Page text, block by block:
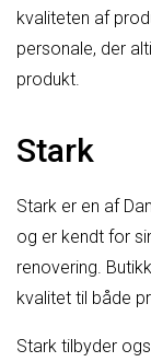
kvaliteten af
personale, der
produkt.
Stark
Stark er en af
og er kendt for
renovering.
kvalitet til både
Stark tilbyder